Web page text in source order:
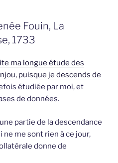
Fouin, La
1733
ma longue étude des
puisque je descends de
étudiée par moi, et
de données.
partie de la descendance
ne me sont rien à ce jour,
donne de